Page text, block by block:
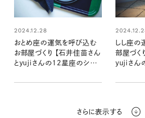
2024.12.28
おとめ座の運気を呼び込む
お部屋づくり 【石井佳苗さん
とyujiさんの12星座のシャド
しし座の
部屋づく
yujiさん
さらに表示する